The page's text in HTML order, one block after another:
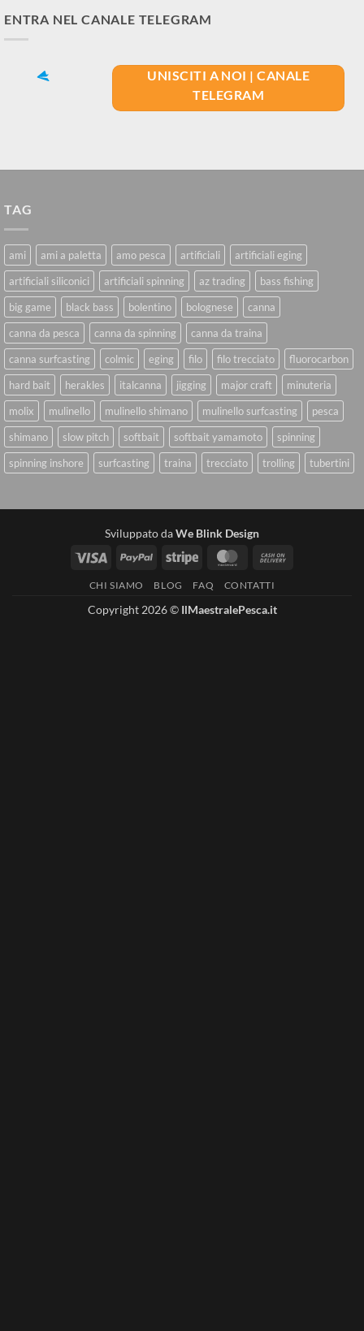
ENTRA NEL CANALE TELEGRAM
UNISCITI A NOI | CANALE
TELEGRAM
TAG
ami ami a paletta amo pesca artificiali
artificiali eging
artificiali siliconici
artificiali spinning az trading
bass fishing
big game
black bass bolentino bolognese
canna
canna da pesca
canna da spinning
canna da traina
canna surfcasting
colmic eging filo filo trecciato
fluorocarbon
hard bait
herakles italcanna jigging major craft
minuteria
molix
mulinello mulinello shimano mulinello surfcasting
pesca
shimano
slow pitch softbait softbait yamamoto
spinning
spinning inshore
surfcasting traina trecciato trolling tubertini
Sviluppato daWe Blink Design
Visa
PayPal Stripe MasterCard
CHI SIAMO BLOG FAQ CONTATTI
Copyright 2026 © IlMaestralePesca.it